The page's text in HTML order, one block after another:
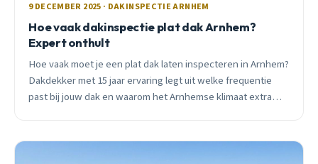
9 DECEMBER 2025 · DAKINSPECTIE ARNHEM
Hoe vaak dakinspectie plat dak Arnhem?
Expert onthult
Hoe vaak moet je een plat dak laten inspecteren in Arnhem?
Dakdekker met 15 jaar ervaring legt uit welke frequentie
past bij jouw dak en waarom het Arnhemse klimaat extra